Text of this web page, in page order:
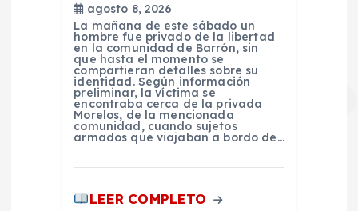
agosto 8, 2026
La mañana de este sábado un
hombre fue privado de la libertad
en la comunidad de Barrón, sin
que hasta el momento se
compartieran detalles sobre su
identidad. Según información
preliminar, la víctima se
encontraba cerca de la privada
Morelos, de la mencionada
comunidad, cuando sujetos
armados que viajaban a bordo de…
LEER COMPLETO